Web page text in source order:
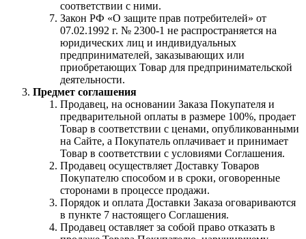
соответствии с ними.
Закон РФ «О защите прав потребителей» от
07.02.1992 г. № 2300-1 не распространяется на
юридических лиц и индивидуальных
предпринимателей, заказывающих или
приобретающих Товар для предпринимательской
деятельности.
Предмет соглашения
Продавец, на основании Заказа Покупателя и
предварительной оплаты в размере 100%, продает
Товар в соответствии с ценами, опубликованными
на Сайте, а Покупатель оплачивает и принимает
Товар в соответствии с условиями Соглашения.
Продавец осуществляет Доставку Товаров
Покупателю способом и в сроки, оговоренные
сторонами в процессе продажи.
Порядок и оплата Доставки Заказа оговариваются
в пункте 7 настоящего Соглашения.
Продавец оставляет за собой право отказать в